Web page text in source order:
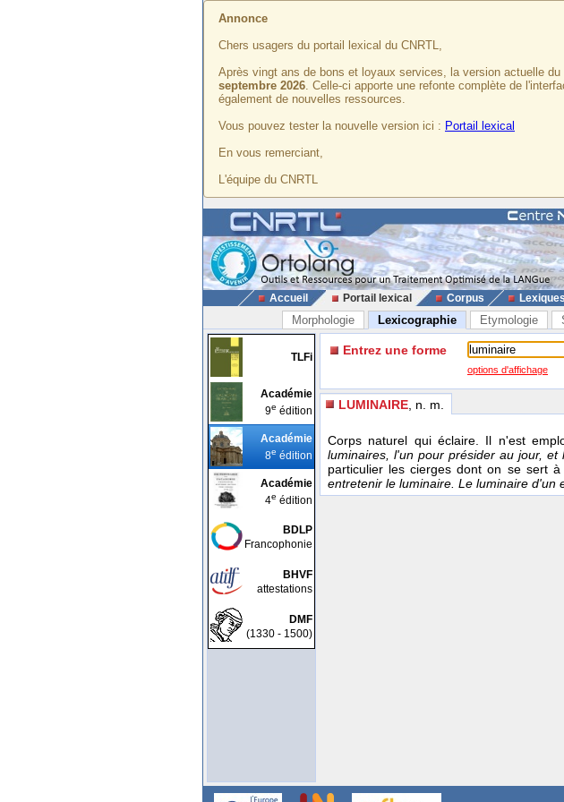
Annonce
Chers usagers du portail lexical du CNRTL,
Après vingt ans de bons et loyaux services, la version actuelle
septembre 2026. Celle-ci apporte une refonte complète de
également de nouvelles ressources.
Vous pouvez tester la nouvelle version ici : Portail lexical
En vous remerciant,
L'équipe du CNRTL
Accueil Portail lexical Corpus Lexiques
Morphologie Lexicographie Etymologie
TLFi
Académie
9e édition
Académie
8e édition
Académie
4e édition
BDLP
Francophonie
BHVF
attestations
DMF
(1330 - 1500)
Entrez une forme
options d'affichage
LUMINAIRE , n. m.
Corps naturel qui éclaire. Il n'est
luminaires, l'un pour présider au jour,
particulier les cierges dont on se sert
entretenir le luminaire. Le luminaire d'un